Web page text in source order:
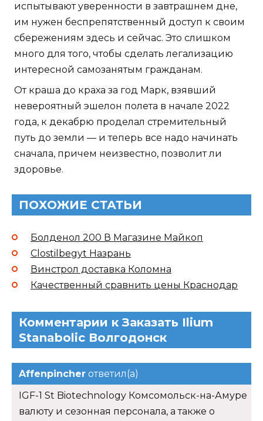
испытывают уверенности в завтрашнем дне,
им нужен беспрепятственный доступ к своим
сбережениям здесь и сейчас. Это слишком
много для того, чтобы сделать легализацию
интересной самозанятым гражданам.
От краша до краха за год Марк, взявший
невероятный эшелон полета в начале 2022
года, к декабрю проделал стремительный
путь до земли — и теперь все надо начинать
сначала, причем неизвестно, позволит ли
здоровье.
ПОХОЖИЕ СТАТЬИ
Болденол 200 В Магазине Майкоп
Clostilbegyt Назрань
Винстрол доставка Коломна
Качественный сравнить цены Краснодар
Комментарии к Заказать Ilium
Stanabolic Волгодонск
Affenpincher ответил(а)
IGF-1 St Biotechnology Комсомольск-на-Амуре
валюту и сезонная персонала, а также о